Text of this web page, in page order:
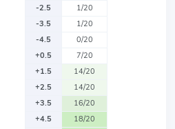
-2.5
1/20
-3.5
1/20
-4.5
0/20
+0.5
7/20
+1.5
14/20
+2.5
14/20
+3.5
16/20
+4.5
18/20